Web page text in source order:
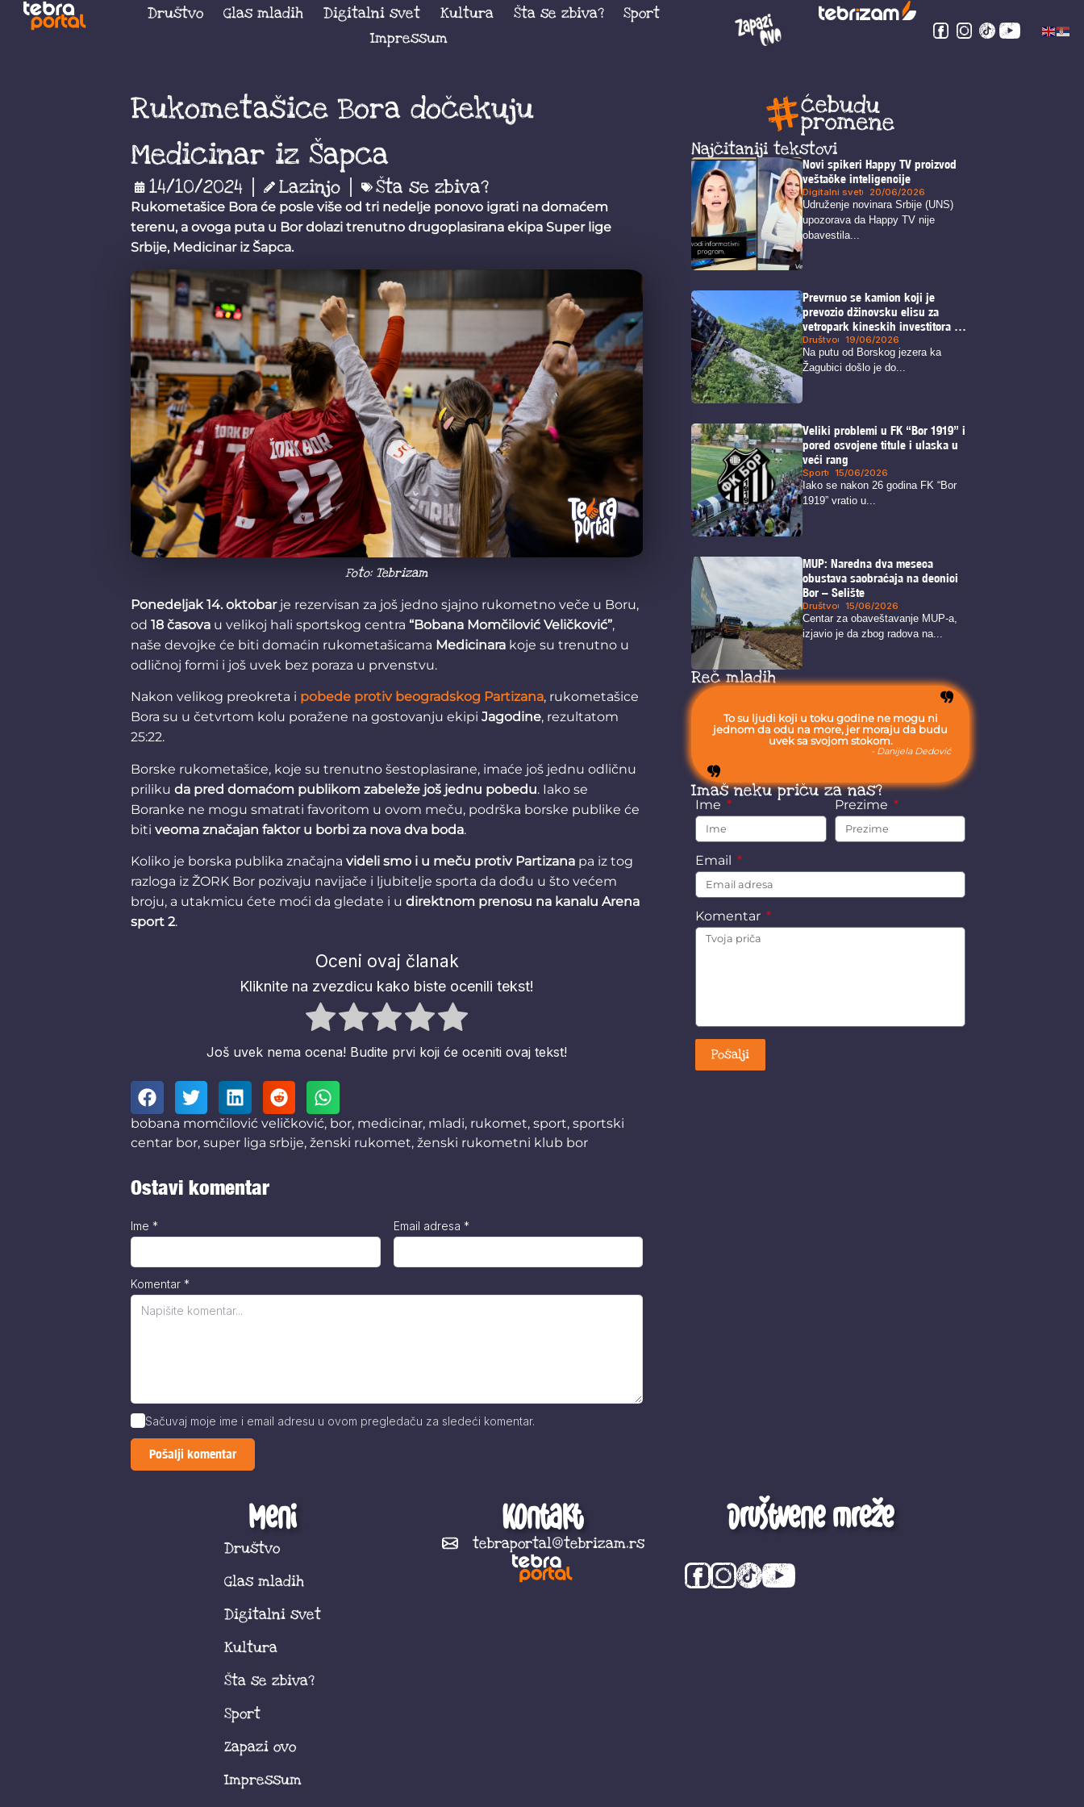
Društvo Glas mladih Digitalni svet Kultura Šta se zbiva?
Sport
Impressum
Rukometašice Bora dočekuju
Medicinar iz Šapca
14/10/2024 Lazinjo Šta se zbiva?
Rukometašice Bora će posle više od tri nedelje ponovo igrati na domaćem
terenu, a ovoga puta u Bor dolazi trenutno drugoplasirana ekipa Super lige
Srbije, Medicinar iz Šapca.
Foto: Tebrizam
Ponedeljak 14. oktobarje rezervisan za još jedno sjajno rukometno veče u Boru,
od 18 časova u velikoj hali sportskog centra “Bobana Momčilović Veličković”,
naše devojke će biti domaćin rukometašicama Medicinara koje su trenutno u
odličnoj formi i još uvek bez poraza u prvenstvu.
Nakon velikog preokreta i pobede protiv beogradskog Partizana, rukometašice
Bora su u četvrtom kolu poražene na gostovanju ekipi Jagodine, rezultatom
25:22.
Borske rukometašice, koje su trenutno šestoplasirane, imaće još jednu odličnu
priliku da pred domaćom publikom zabeleže još jednu pobedu. Iako se
Boranke ne mogu smatrati favoritom u ovom meču, podrška borske publike će
biti veoma značajan faktor u borbi za nova dva boda.
Koliko je borska publika značajna videli smo i u meču protiv Partizana pa iz tog
razloga iz ŽORK Bor pozivaju navijače i ljubitelje sporta da dođu u što većem
broju, a utakmicu ćete moći da gledate i u direktnom prenosu na kanalu Arena
sport 2.
Oceni ovaj članak
Kliknite na zvezdicu kako biste ocenili tekst!
Još uvek nema ocena! Budite prvi koji će oceniti ovaj tekst!
bobana momčilović veličković, bor, medicinar, mladi, rukomet, sport, sportski
centar bor, super liga srbije, ženski rukomet, ženski rukometni klub bor
Ostavi komentar
Komentar *
Ime * Email adresa *
Sačuvaj moje ime i email adresu u ovom pregledaču za sledeći komentar.
Najčitaniji tekstovi
Novi spikeri Happy TV proizvod
veštačke inteligencije
Digitalni svet 20/06/2026
Udruženje novinara Srbije (UNS)
upozorava da Happy TV nije
obavestila...
Prevrnuo se kamion koji je
prevozio džinovsku elisu za
vetropark kineskih investitora na
Crnom vrhu kod Borskog jezera
Društvo 19/06/2026
Na putu od Borskog jezera ka
Žagubici došlo je do...
Veliki problemi u FK “Bor 1919” i
pored osvojene titule i ulaska u
veći rang
Sport 15/06/2026
Iako se nakon 26 godina FK “Bor
1919” vratio u...
MUP: Naredna dva meseca
obustava saobraćaja na deonici
Bor – Selište
Društvo 15/06/2026
Centar za obaveštavanje MUP-a,
izjavio je da zbog radova na...
Reč mladih
To su ljudi koji u toku godine ne mogu ni
jednom da odu na more, jer moraju da budu
uvek sa svojom stokom.
- Danijela Dedović
Imaš neku priču za nas?
Ime Prezime
Email
Komentar
Pošalji
Meni
Društvo
Glas mladih
Digitalni svet
Kultura
Šta se zbiva?
Sport
Zapazi ovo
Impressum
Kontakt
tebraportal@tebrizam.rs
Društvene mreže